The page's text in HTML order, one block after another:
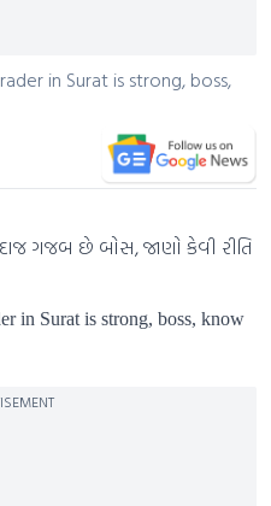
in Surat is strong, boss,
ગજબ છે બોસ, જાણો કેવી રીતિ
in Surat is strong, boss, know